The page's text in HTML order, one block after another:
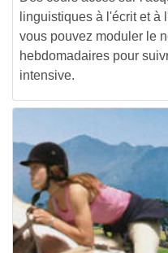
linguistiques à l'écrit et à
vous pouvez moduler le
hebdomadaires pour
intensive.